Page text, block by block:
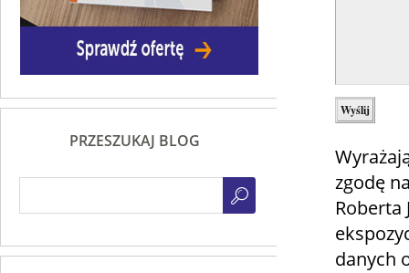
zgodę
Roberta
danych
PRZESZUKAJ BLOG